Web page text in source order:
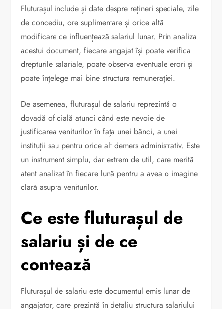
Fluturașul include și date despre rețineri speciale, zile
de concediu, ore suplimentare și orice altă
modificare ce influențează salariul lunar. Prin analiza
acestui document, fiecare angajat își poate verifica
drepturile salariale, poate observa eventuale erori și
poate înțelege mai bine structura remunerației.
De asemenea, fluturașul de salariu reprezintă o
dovadă oficială atunci când este nevoie de
justificarea veniturilor în fața unei bănci, a unei
instituții sau pentru orice alt demers administrativ. Este
un instrument simplu, dar extrem de util, care merită
atent analizat în fiecare lună pentru a avea o imagine
clară asupra veniturilor.
Ce este fluturașul de
salariu și de ce
contează
Fluturașul de salariu este documentul emis lunar de
angajator, care prezintă în detaliu structura salariului